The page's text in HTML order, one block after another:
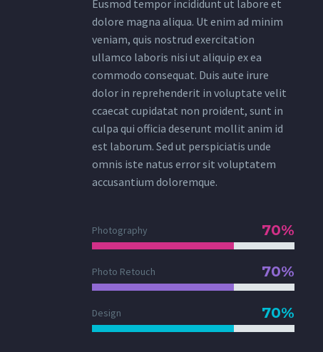
Eusmod tempor incididunt ut labore et
dolore magna aliqua. Ut enim ad minim
veniam, quis nostrud exercitation
ullamco laboris nisi ut aliquip ex ea
commodo consequat. Duis aute irure
dolor in reprehenderit in voluptate velit
ccaecat cupidatat non proident, sunt in
culpa qui officia deserunt mollit anim id
est laborum. Sed ut perspiciatis unde
omnis iste natus error sit voluptatem
accusantium doloremque.
Photography 70%
Photo Retouch 70%
Design 70%